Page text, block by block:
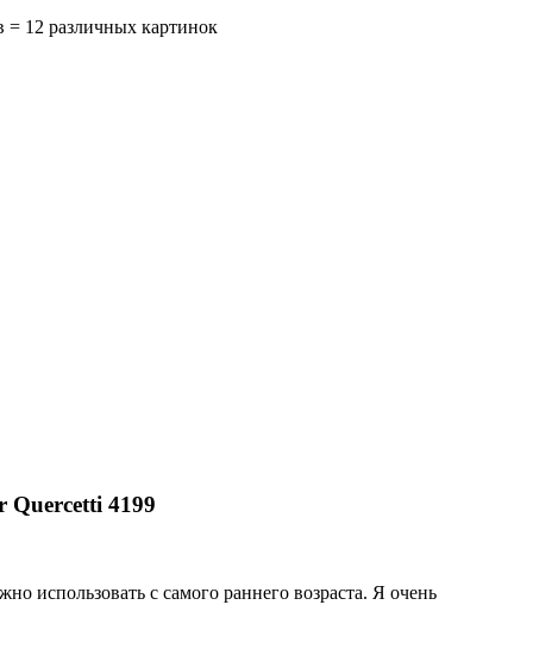
12 различных картинок
Quercetti 4199
использовать с самого раннего возраста. Я очень